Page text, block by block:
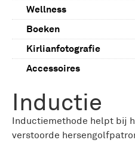
Room & Aura spray
Geursticks
Geurkaarsen & melts
Boeken
Wellness
Boeken
Kirlianfotografie
Accessoires
Inductie
Inductiemethode helpt bij
verstoorde